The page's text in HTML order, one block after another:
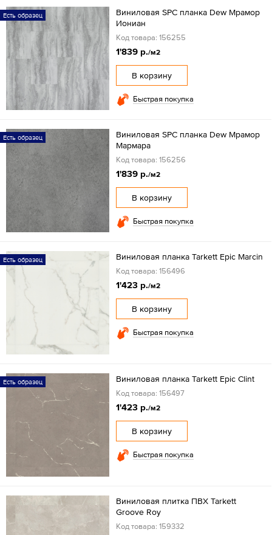
Есть образец
Виниловая SPC планка Dew Мрамор
Иониан
Код товара: 156255
1'839 р./м2
В корзину
Быстрая покупка
Есть образец
Виниловая SPC планка Dew Мрамор
Мармара
Код товара: 156256
1'839 р./м2
В корзину
Быстрая покупка
Есть образец Виниловая планка Tarkett Epic Marcin
Код товара: 156496
1'423 р./м2
В корзину
Быстрая покупка
Есть образец Виниловая планка Tarkett Epic Clint
Код товара: 156497
1'423 р./м2
В корзину
Быстрая покупка
Виниловая плитка ПВХ Tarkett
Groove Roy
Код товара: 159332